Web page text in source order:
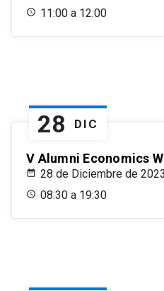
11:00 a 12:00
28 DIC
V Alumni Economics
28 de Diciembre de 2023
08:30 a 19:30